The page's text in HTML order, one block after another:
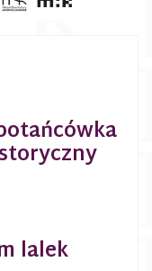
lalek